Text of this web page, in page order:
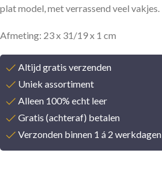
plat model, met verrassend veel vakjes.
Afmeting: 23 x 31/19 x 1 cm
Altijd gratis verzenden
Uniek assortiment
Alleen 100% echt leer
Gratis (achteraf) betalen
Verzonden binnen 1 á 2 werkdagen